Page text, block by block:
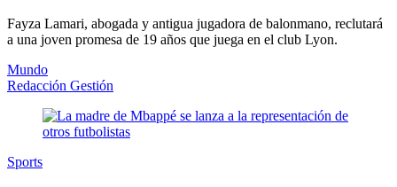
Fayza Lamari, abogada y antigua jugadora de balonmano, reclutará
a una joven promesa de 19 años que juega en el club Lyon.
Mundo
Redacción Gestión
Sports